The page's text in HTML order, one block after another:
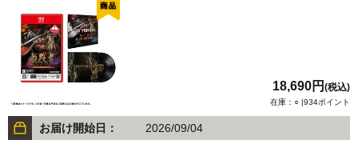
18,690円 (税込)
在庫：○ |934ポイント
お届け開始日： 2026/09/04